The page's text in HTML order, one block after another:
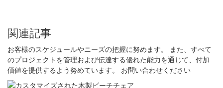
関連記事
お客様のスケジュールやニーズの把握に努めます。 また、すべて
のプロジェクトを管理および伝達する優れた能力を通じて、付加
価値を提供するよう努めています。 お問い合わせください